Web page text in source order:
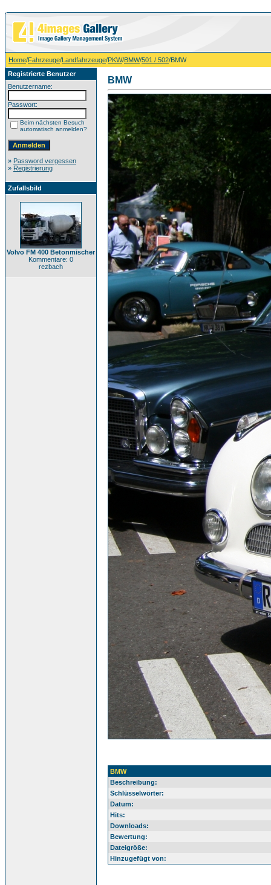
Home/Fahrzeuge/Landfahrzeuge/PKW/BMW/501 / 502/BMW
Registrierte Benutzer
Benutzername:
Passwort:
Beim nächsten Besuch
automatisch anmelden?
» Password vergessen
» Registrierung
Zufallsbild
Volvo FM 400 Betonmischer
Kommentare: 0
rezbach
BMW
BMW
Beschreibung:
Schlüsselwörter:
Datum:
Hits:
Downloads:
Bewertung:
Dateigröße:
Hinzugefügt von: